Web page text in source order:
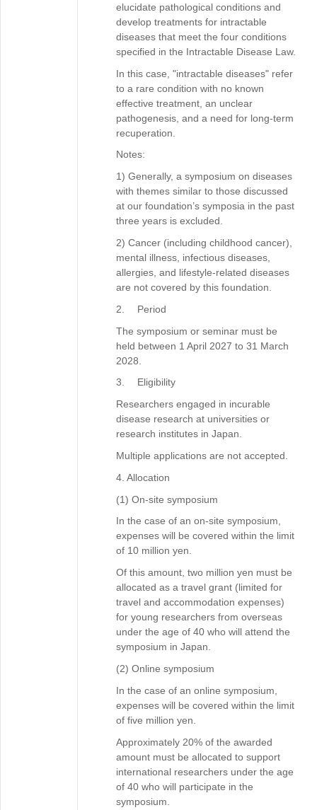
elucidate pathological conditions and
develop treatments for intractable
diseases that meet the four conditions
specified in the Intractable Disease Law.
In this case, "intractable diseases" refer
to a rare condition with no known
effective treatment, an unclear
pathogenesis, and a need for long-term
recuperation.
Notes:
1) Generally, a symposium on diseases
with themes similar to those discussed
at our foundation’s symposia in the past
three years is excluded.
2) Cancer (including childhood cancer),
mental illness, infectious diseases,
allergies, and lifestyle-related diseases
are not covered by this foundation.
2. Period
The symposium or seminar must be
held between 1 April 2027 to 31 March
2028.
3. Eligibility
Researchers engaged in incurable
disease research at universities or
research institutes in Japan.
Multiple applications are not accepted.
4. Allocation
(1) On-site symposium
In the case of an on-site symposium,
expenses will be covered within the limit
of 10 million yen.
Of this amount, two million yen must be
allocated as a travel grant (limited for
travel and accommodation expenses)
for young researchers from overseas
under the age of 40 who will attend the
symposium in Japan.
(2) Online symposium
In the case of an online symposium,
expenses will be covered within the limit
of five million yen.
Approximately 20% of the awarded
amount must be allocated to support
international researchers under the age
of 40 who will participate in the
symposium.